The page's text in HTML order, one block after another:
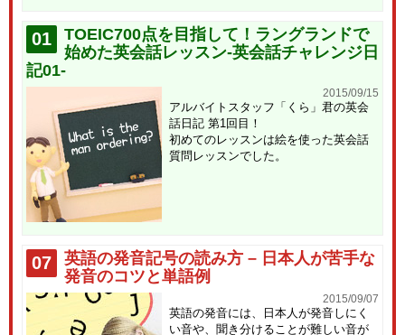
01
TOEIC700点を目指して！ラングランドで
始めた英会話レッスン-英会話チャレンジ日
記01-
2015/09/15
アルバイトスタッフ「くら」君の英会
話日記 第1回目！
初めてのレッスンは絵を使った英会話
質問レッスンでした。
07
英語の発音記号の読み方 – 日本人が苦手な
発音のコツと単語例
2015/09/07
英語の発音には、日本人が発音しにく
い音や、聞き分けることが難しい音が